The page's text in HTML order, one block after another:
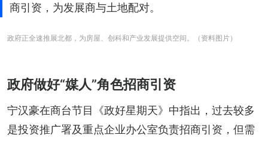
商引资，为发展商与土地配对。
政府正全速推展北都，为房屋、创科和产业发展提供空间。（资料图片）
政府做好“媒人”角色招商引资
宁汉豪在商台节目《政好星期天》中指出，过去较多
是投资推广署及重点企业办公室负责招商引资，但需